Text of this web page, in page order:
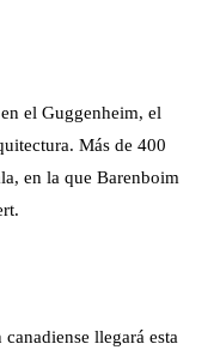
el Guggenheim, el
Más de 400
en la que Barenboim
llegará esta